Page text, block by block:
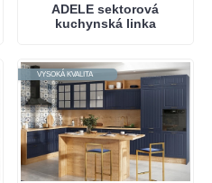
ADELE sektorová
kuchynská linka
VYSOKÁ KVALITA